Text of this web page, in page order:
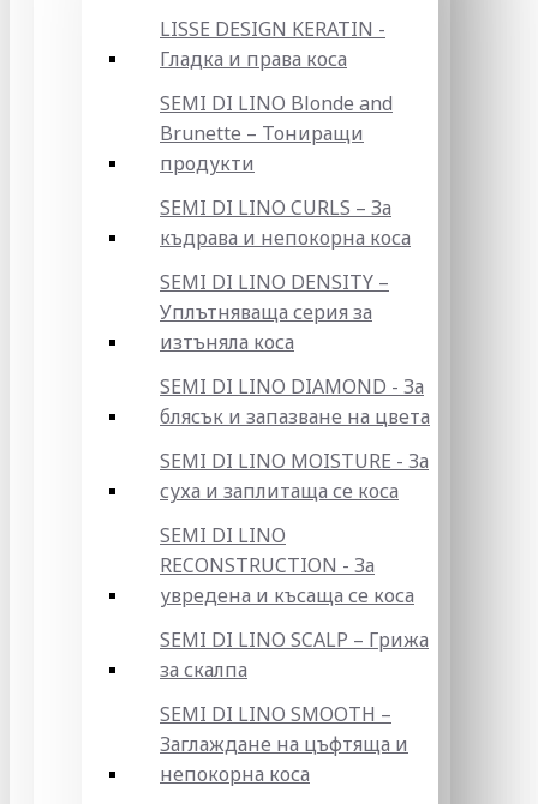
LISSE DESIGN KERATIN -
Гладка и права коса
SEMI DI LINO Blonde and
Brunette – Тониращи
продукти
SEMI DI LINO CURLS – За
къдрава и непокорна коса
SEMI DI LINO DENSITY –
Уплътняваща серия за
изтъняла коса
SEMI DI LINO DIAMOND - За
блясък и запазване на цвета
SEMI DI LINO MOISTURE - За
суха и заплитаща се коса
SEMI DI LINO
RECONSTRUCTION - За
увредена и късаща се коса
SEMI DI LINO SCALP – Грижа
за скалпа
SEMI DI LINO SMOOTH –
Заглаждане на цъфтяща и
непокорна коса